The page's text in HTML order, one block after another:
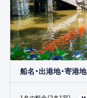
船名・出港地・寄港地